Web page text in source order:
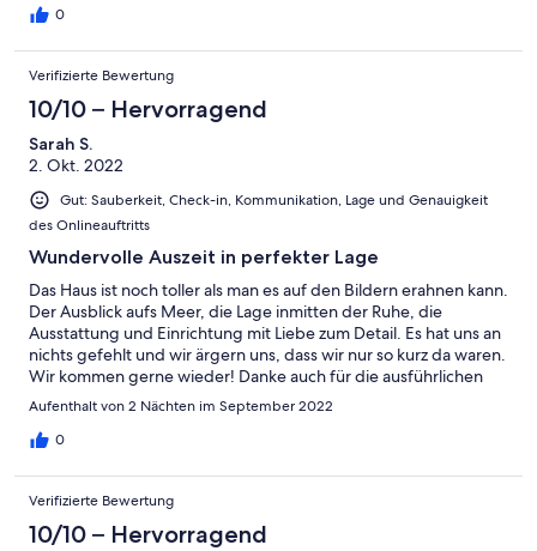
0
Verifizierte Bewertung
10/10 – Hervorragend
Sarah S.
2. Okt. 2022
Gut: Sauberkeit, Check-in, Kommunikation, Lage und Genauigkeit
des Onlineauftritts
Wundervolle Auszeit in perfekter Lage
Das Haus ist noch toller als man es auf den Bildern erahnen kann.
Der Ausblick aufs Meer, die Lage inmitten der Ruhe, die
Ausstattung und Einrichtung mit Liebe zum Detail. Es hat uns an
nichts gefehlt und wir ärgern uns, dass wir nur so kurz da waren.
Wir kommen gerne wieder! Danke auch für die ausführlichen
Informationen und Beratung vor Anreise, da fühlt man sich
Aufenthalt von 2 Nächten im September 2022
0
Verifizierte Bewertung
10/10 – Hervorragend